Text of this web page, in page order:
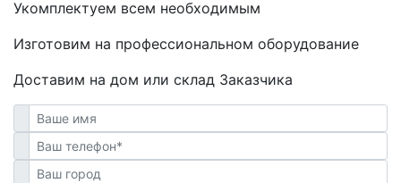
Укомплектуем всем необходимым
Изготовим на профессиональном оборудование
Доставим на дом или склад Заказчика